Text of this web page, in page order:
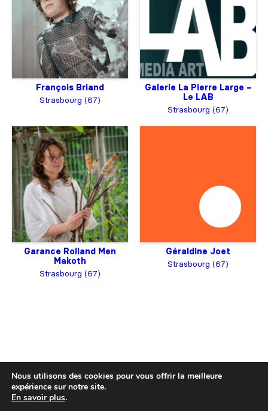
François Briand
Strasbourg (67)
Galerie La Pierre Large –
Le LAB
Strasbourg (67)
Garance Rolland Men
Makoth
Strasbourg (67)
Géraldine Joet
Strasbourg (67)
Nous utilisons des cookies pour vous offrir la meilleure
expérience sur notre site.
En savoir plus.